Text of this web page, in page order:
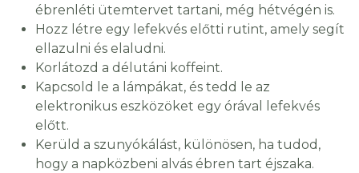
ébrenléti ütemtervet tartani, még hétvégén is.
Hozz létre egy lefekvés előtti rutint, amely segít
ellazulni és elaludni.
Korlátozd a délutáni koffeint.
Kapcsold le a lámpákat, és tedd le az
elektronikus eszközöket egy órával lefekvés
előtt.
Kerüld a szunyókálást, különösen, ha tudod,
hogy a napközbeni alvás ébren tart éjszaka.